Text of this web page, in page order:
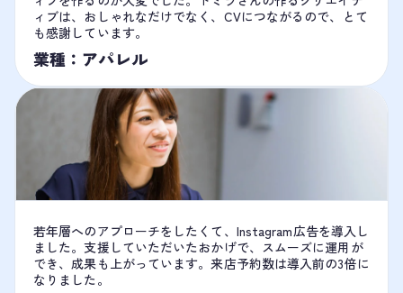
ィブは、おしゃれなだけでなく、CVにつながるので、とて
も感謝しています。
業種：アパレル
若年層へのアプローチをしたくて、Instagram広告を導入し
ました。支援していただいたおかげで、スムーズに運用が
でき、成果も上がっています。来店予約数は導入前の3倍に
なりました。